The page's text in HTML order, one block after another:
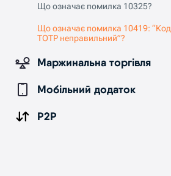
Що означає помилка 10325?
Що означає помилка 10419: “Код
TOTP неправильний”?
Маржинальна торгівля
Мобільний додаток
P2P